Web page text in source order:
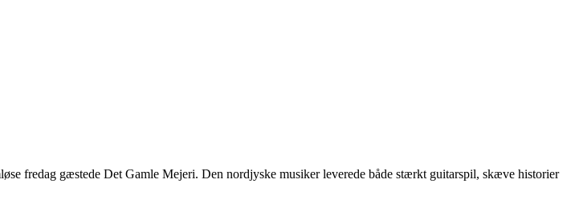
fredag gæstede Det Gamle Mejeri. Den nordjyske musiker leverede både stærkt guitarspil, skæve historier